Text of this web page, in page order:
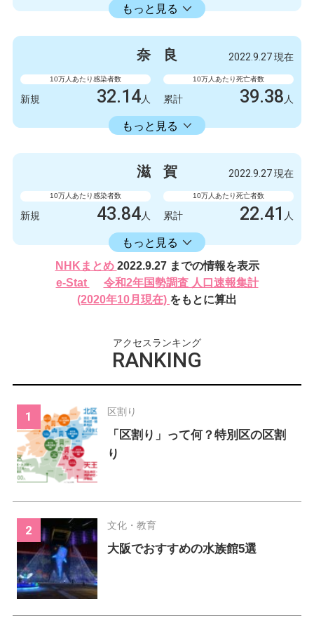
もっと見る
人
人 新規
132327 249
奈 良 2022.9.27 現在
10万人あたり感染者数
新規 32.14 人
10万人あたり死亡者数
累計 39.38 人
もっと見る
16582.30人
426人 新規
219788 522
滋 賀 2022.9.27 現在
10万人あたり感染者数
新規 43.84人
10万人あたり死亡者数
累計 22.41 人
もっと見る
16406.17人
感染者数
620人
死亡者数
新規
232024人 累計
NHKまとめ 2022.9.27 までの情報を表示
e-Stat
令和2年国勢調査 人口速報集計
(2020年10月現在) をもとに算出
アクセスランキング
RANKING
区割り
「区割り」って何？特別区の区割
り
文化・教育
大阪でおすすめの水族館5選